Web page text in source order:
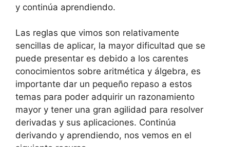
y continúa aprendiendo.
Las reglas que vimos son relativamente
sencillas de aplicar, la mayor dificultad que se
puede presentar es debido a los carentes
conocimientos sobre aritmética y álgebra, es
importante dar un pequeño repaso a estos
temas para poder adquirir un razonamiento
mayor y tener una gran agilidad para resolver
derivadas y sus aplicaciones. Continúa
derivando y aprendiendo, nos vemos en el